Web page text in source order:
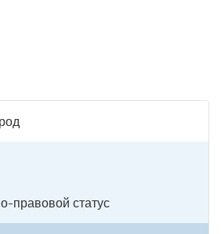
правовой статус